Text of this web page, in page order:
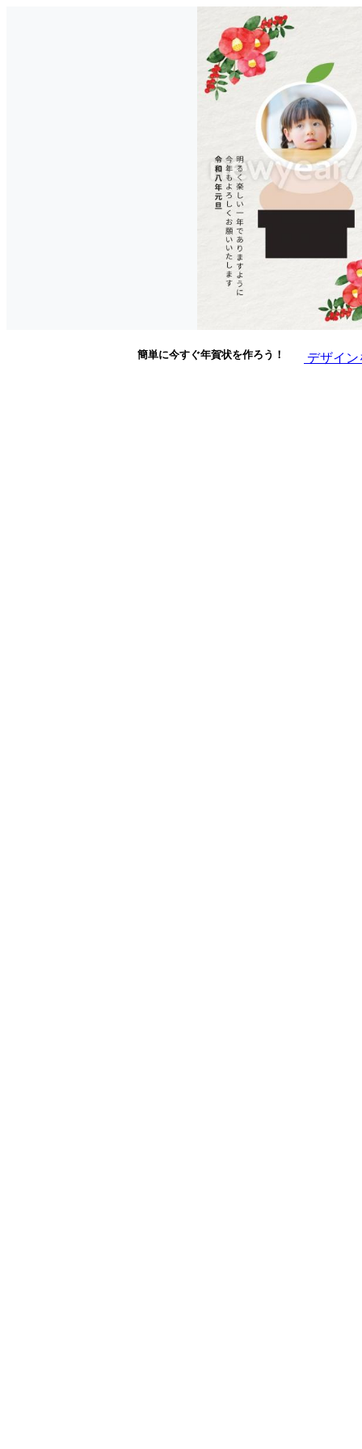
簡単に今すぐ年賀状を作ろう！ デザイ